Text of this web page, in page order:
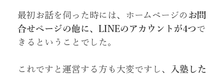
最初お話を伺った時には、ホームページの お問
合せページの他に、LINEのアカウントが4つ で
きるということでした。
これですと運営する方も大変ですし、
入塾した